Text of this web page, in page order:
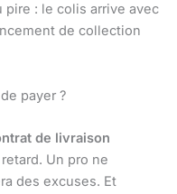
pire : le colis arrive avec
de collection
payer ?
de livraison
Un pro ne
des excuses. Et